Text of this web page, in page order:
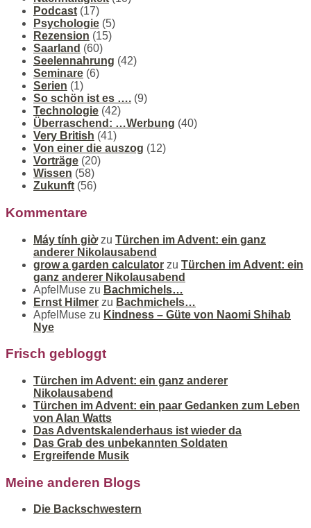
Podcast (17)
Psychologie (5)
Rezension (15)
Saarland (60)
Seelennahrung (42)
Seminare (6)
Serien (1)
So schön ist es …. (9)
Technologie (42)
Überraschend: …Werbung (40)
Very British (41)
Von einer die auszog (12)
Vorträge (20)
Wissen (58)
Zukunft (56)
Kommentare
Máy tính giờzu Türchen im Advent: ein ganz
anderer Nikolausabend
grow a garden calculator zu Türchen im Advent: ein
ganz anderer Nikolausabend
ApfelMuse zu Bachmichels…
Ernst Hilmer zu Bachmichels…
ApfelMuse zu Kindness – Güte von Naomi Shihab
Nye
Frisch gebloggt
Türchen im Advent: ein ganz anderer
Nikolausabend
Türchen im Advent: ein paar Gedanken zum Leben
von Alan Watts
Das Adventskalenderhaus ist wieder da
Das Grab des unbekannten Soldaten
Ergreifende Musik
Meine anderen Blogs
Die Backschwestern